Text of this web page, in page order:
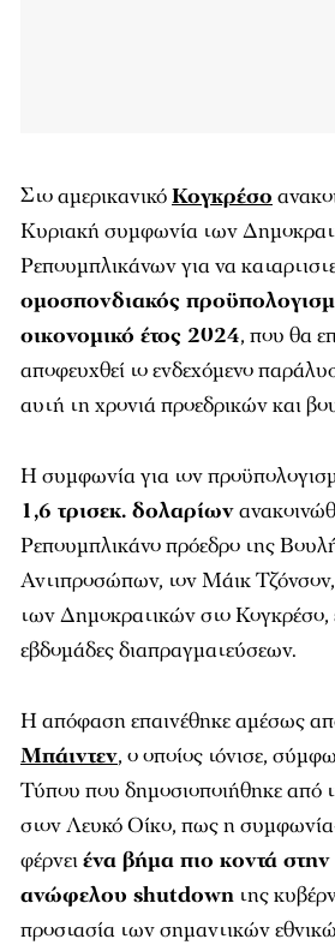
Στο αμερικανικόΚογκρέσο
Κυριακή συμφωνία των
Ρεπουμπλικάνων για να
ομοσπονδιακός
οικονομικό έτος 2024, που θα
αποφευχθεί το ενδεχόμενο
αυτή τη χρονιά προεδρικών και
Η συμφωνία για τον
1,6 τρισεκ. δολαρίων
Ρεπουμπλικάνο πρόεδρο της
Αντιπροσώπων, τον Μάικ Τζόνσον,
των Δημοκρατικών στο Κογκρέσο,
εβδομάδες διαπραγματεύσεων.
Η απόφαση επαινέθηκε αμέσως
Μπάιντεν, ο οποίος τόνισε,
Τύπου που δημοσιοποιήθηκε από
στον Λευκό Οίκο, πως η
φέρνειένα βήμα πιο κοντά
ανώφελου shutdown της
προστασία των σημαντικών